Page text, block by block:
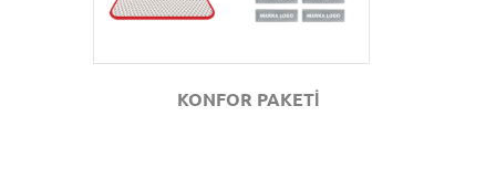
KONFOR PAKETİ